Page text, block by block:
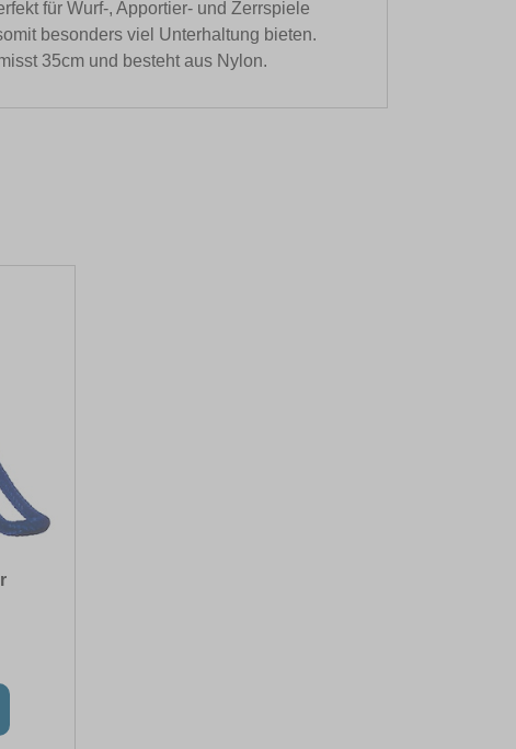
für Wurf-, Apportier- und Zerrspiele
besonders viel Unterhaltung bieten.
35cm und besteht aus Nylon.